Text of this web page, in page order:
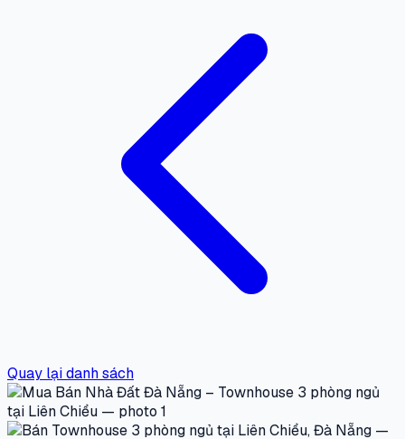
Quay lại danh sách